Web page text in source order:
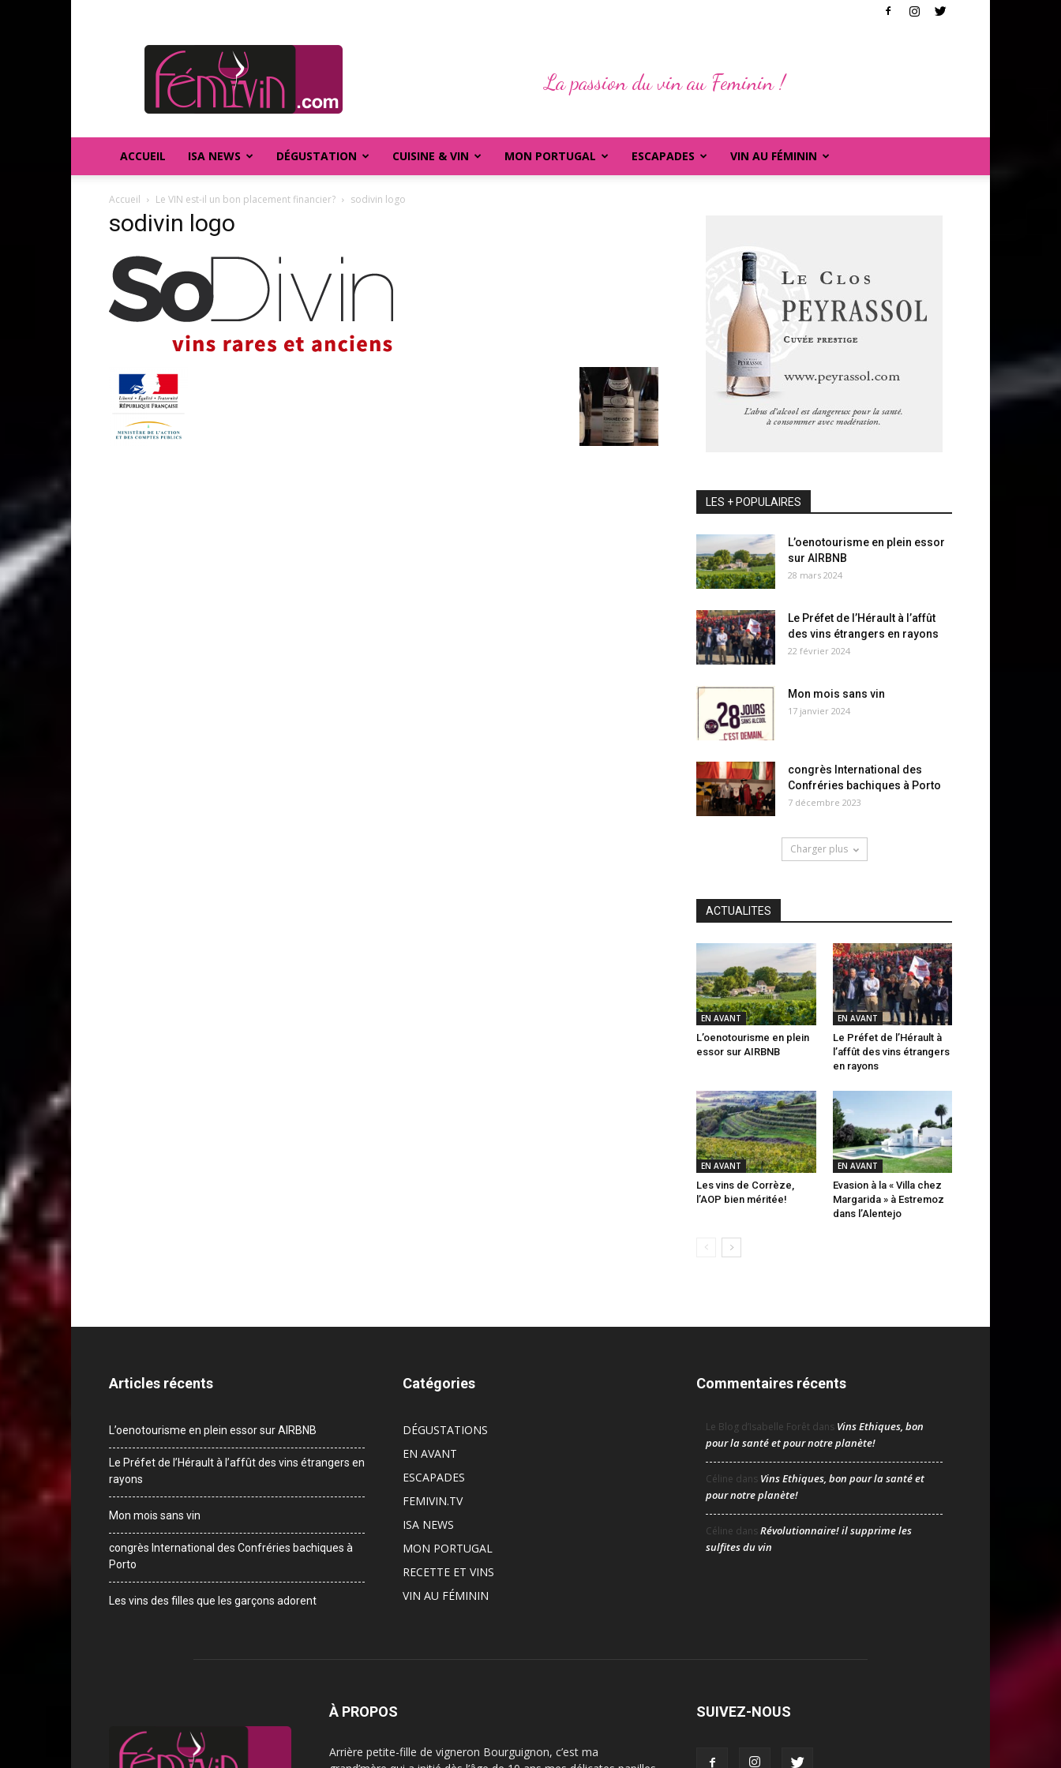
FEMIVIN
La passion du vin au Feminin !
ACCUEIL ISA NEWS DÉGUSTATION CUISINE & VIN MON PORTUGAL ESCAPADES VIN AU FÉMININ
Accueil Le VIN est-il un bon placement financier? sodivin logo
sodivin logo
LES + POPULAIRES
L’oenotourisme en plein essor
sur AIRBNB
28 mars 2024
Le Préfet de l’Hérault à l’affût
des vins étrangers en rayons
22 février 2024
Mon mois sans vin
17 janvier 2024
congrès International des
Confréries bachiques à Porto
7 décembre 2023
Charger plus
ACTUALITES
EN AVANT
L’oenotourisme en plein
essor sur AIRBNB
EN AVANT
Le Préfet de l’Hérault à
l’affût des vins étrangers
en rayons
EN AVANT
Les vins de Corrèze,
l’AOP bien méritée!
EN AVANT
Evasion à la « Villa chez
Margarida » à Estremoz
dans l’Alentejo
Articles récents
L’oenotourisme en plein essor sur AIRBNB
Le Préfet de l’Hérault à l’affût des vins étrangers en
rayons
Mon mois sans vin
congrès International des Confréries bachiques à
Porto
Les vins des filles que les garçons adorent
Catégories
DÉGUSTATIONS
EN AVANT
ESCAPADES
FEMIVIN.TV
ISA NEWS
MON PORTUGAL
RECETTE ET VINS
VIN AU FÉMININ
Commentaires récents
Le Blog d’Isabelle Forêt dans Vins Ethiques, bon
pour la santé et pour notre planète!
Céline dans Vins Ethiques, bon pour la santé et
pour notre planète!
Céline dansRévolutionnaire! il supprime les
sulfites du vin
À PROPOS
Arrière petite-fille de vigneron Bourguignon, c’est ma
SUIVEZ-NOUS